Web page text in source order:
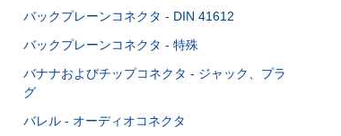
バックプレーンコネクタ - DIN 41612
バックプレーンコネクタ - 特殊
バナナおよびチップコネクタ - ジャック、プラ
グ
バレル - オーディオコネクタ